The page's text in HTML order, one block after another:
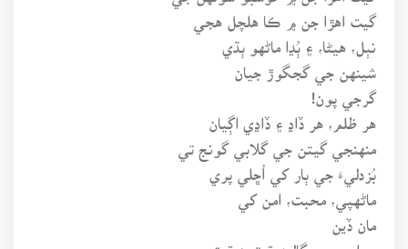
گيت اهڙا جن ۾ ڪا هلچل هجي
نٻل، هيڻا، ۽ ٻُڍا ماڻهو ٻڌي
شينهن جي گجگوڙ جيان
گرجي پون!
هر ظلم، هر ڏاڍ ۽ ڏاڍي اڳيان
منهنجي گيتن جي گلابي گونج تي
بُزدليءَ جي ٻار کي اُڇلي پري
ماڻهپي، محبت، امن کي
مان ڏين
پر اچي جي ڳالهه ڌرتيءَ ڌوڙ جي